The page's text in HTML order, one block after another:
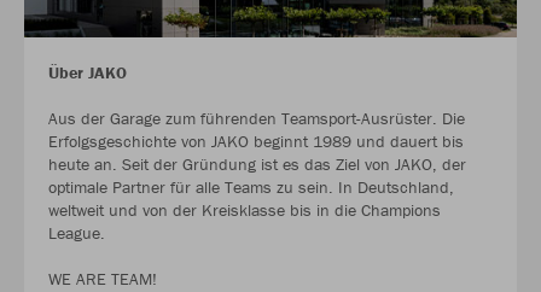
Über JAKO
Aus der Garage zum führenden Teamsport-Ausrüster. Die
Erfolgsgeschichte von JAKO beginnt 1989 und dauert bis
heute an. Seit der Gründung ist es das Ziel von JAKO, der
optimale Partner für alle Teams zu sein. In Deutschland,
weltweit und von der Kreisklasse bis in die Champions
League.
WE ARE TEAM!